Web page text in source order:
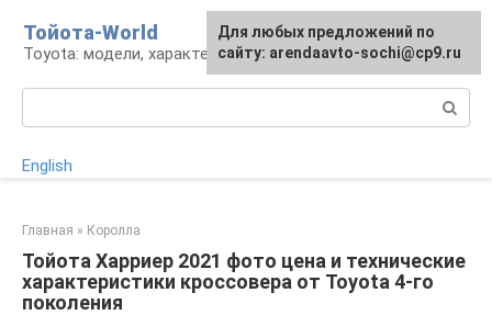
контенту
Тойота-World
Toyota: модели, характеристики, проблемы
English
Главная » Королла
Тойота Харриер 2021 фото цена и технические
характеристики кроссовера от Toyota 4-го
поколения
Для любых предложений по
сайту: arendaavto-sochi@cp9.ru